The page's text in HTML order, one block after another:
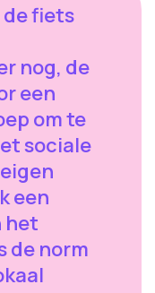
fiets
nog, de
een
om te
sociale
een
het
de norm